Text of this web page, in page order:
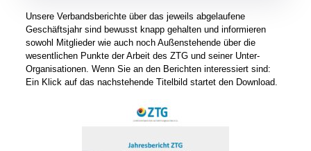
Unsere Verbandsberichte über das jeweils abgelaufene
Geschäftsjahr sind bewusst knapp gehalten und informieren
sowohl Mitglieder wie auch noch Außenstehende über die
wesentlichen Punkte der Arbeit des ZTG und seiner Unter-
Organisationen. Wenn Sie an den Berichten interessiert sind:
Ein Klick auf das nachstehende Titelbild startet den Download.